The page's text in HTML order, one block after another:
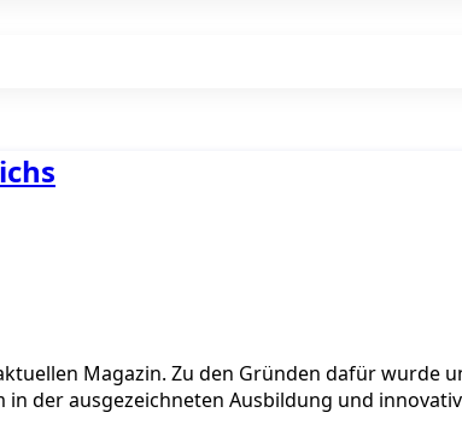
Magazin. Zu den Gründen dafür wurde
der ausgezeichneten Ausbildung und